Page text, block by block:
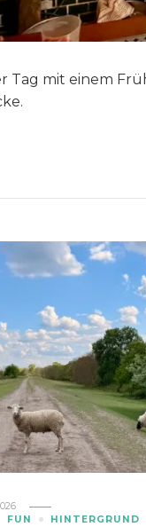
Tag mit einem
FUN HINTERGRUND